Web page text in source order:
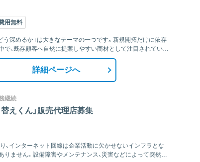
用無料
深めるか」は大きなテーマの一つです。新規開拓だけに依存
で、既存顧客へ自然に提案しやすい商材として注目されている
詳細ページへ
継続
えくん」販売代理店募集
、インターネット回線は企業活動に欠かせないインフラとな
りません。設備障害やメンテナンス、災害などによって突然通